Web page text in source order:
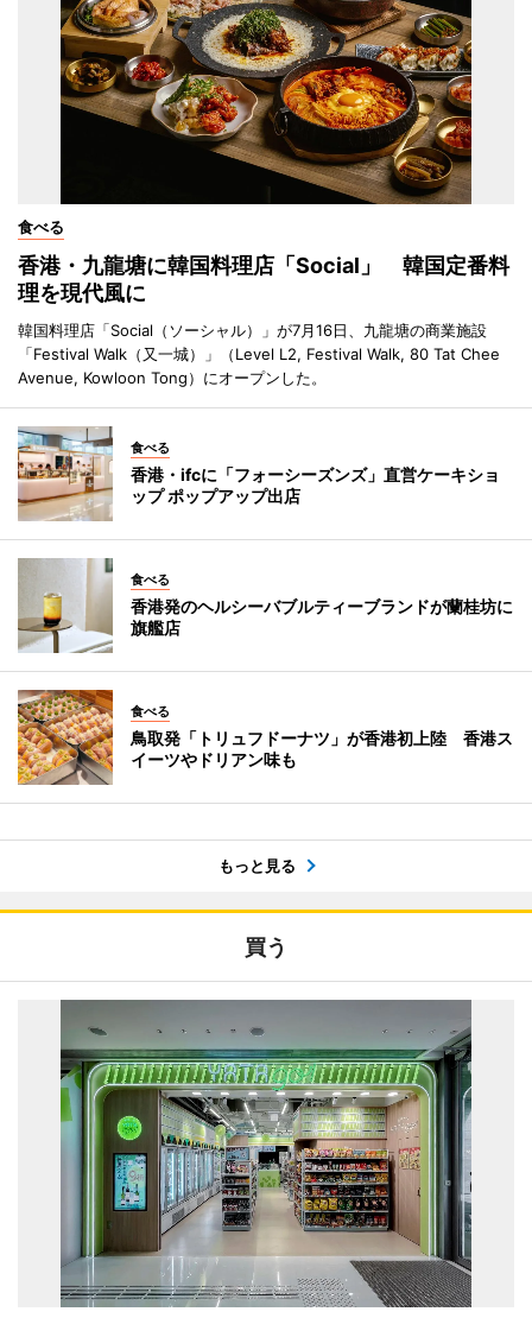
食べる
香港・九龍塘に韓国料理店「Social」 韓国定番料
理を現代風に
韓国料理店「Social（ソーシャル）」が7月16日、九龍塘の商業施設
「Festival Walk（又一城）」（Level L2, Festival Walk, 80 Tat Chee
Avenue, Kowloon Tong）にオープンした。
食べる
香港・ifcに「フォーシーズンズ」直営ケーキショ
ップ ポップアップ出店
食べる
香港発のヘルシーバブルティーブランドが蘭桂坊に
旗艦店
食べる
鳥取発「トリュフドーナツ」が香港初上陸 香港ス
イーツやドリアン味も
もっと見る
買う